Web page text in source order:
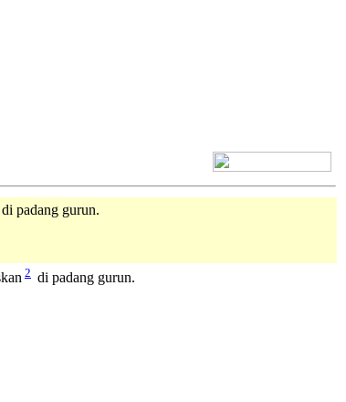
padang gurun.
2 di padang gurun.